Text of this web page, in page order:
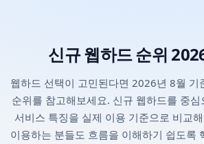
신규 웹하드 순위
웹하드 선택이 고민된다면 2026년 8월 기
순위를 참고해보세요. 신규 웹하드를 중
서비스 특징을 실제 이용 기준으로 비교
이용하는 분들도 흐름을 이해하기 쉽도록